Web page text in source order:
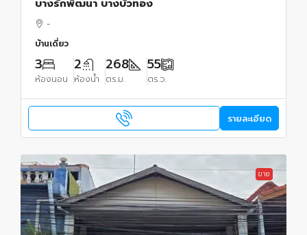
บางรักพัฒนา บางบัวทอง
-
บ้านเดี่ยว
3
ห้องนอน
2
ห้องน้ำ
268
ตร.ม.
55
ตร.ว.
รายละเอียด
ขาย